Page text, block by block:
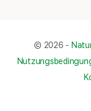
© 2026 -